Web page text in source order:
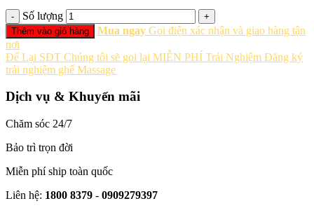
Số lượng
Thêm vào giỏ hàng Mua ngay Gọi điện xác nhận và giao hàng tận
nơi
Để Lại SĐT Chúng tôi sẽ gọi lại MIỄN PHÍ Trải Nghiệm Đăng ký
trải nghiệm ghế Massage
Dịch vụ & Khuyến mãi
Chăm sóc 24/7
Bảo trì trọn đời
Miễn phí ship toàn quốc
Liên hệ: 1800 8379 - 0909279397